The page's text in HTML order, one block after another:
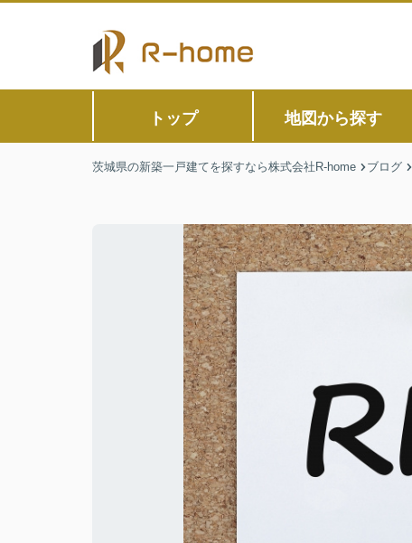
トップ 地図から探す
茨城県の新築一戸建てを探すなら株式会社R-home ブログ